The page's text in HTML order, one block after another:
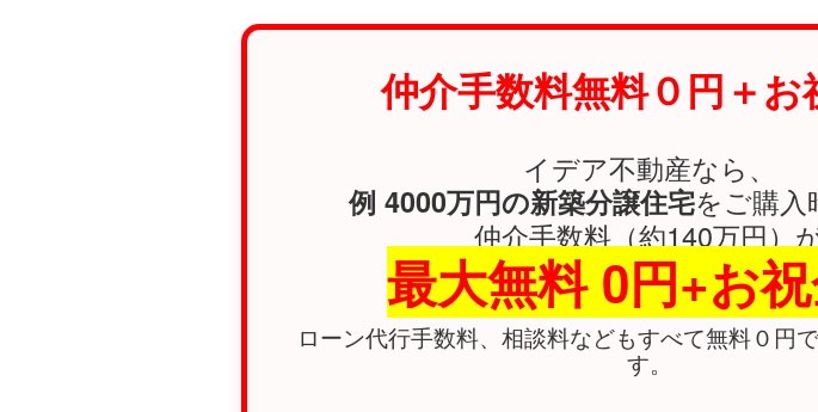
仲介手数料無料０円＋お
イデア不動産なら、
例 4000万円の新築分譲住宅をご購入
仲介手数料（約140万円）
最大無料 0円+お祝
ローン代行手数料、相談料などもすべて無料０円
す。